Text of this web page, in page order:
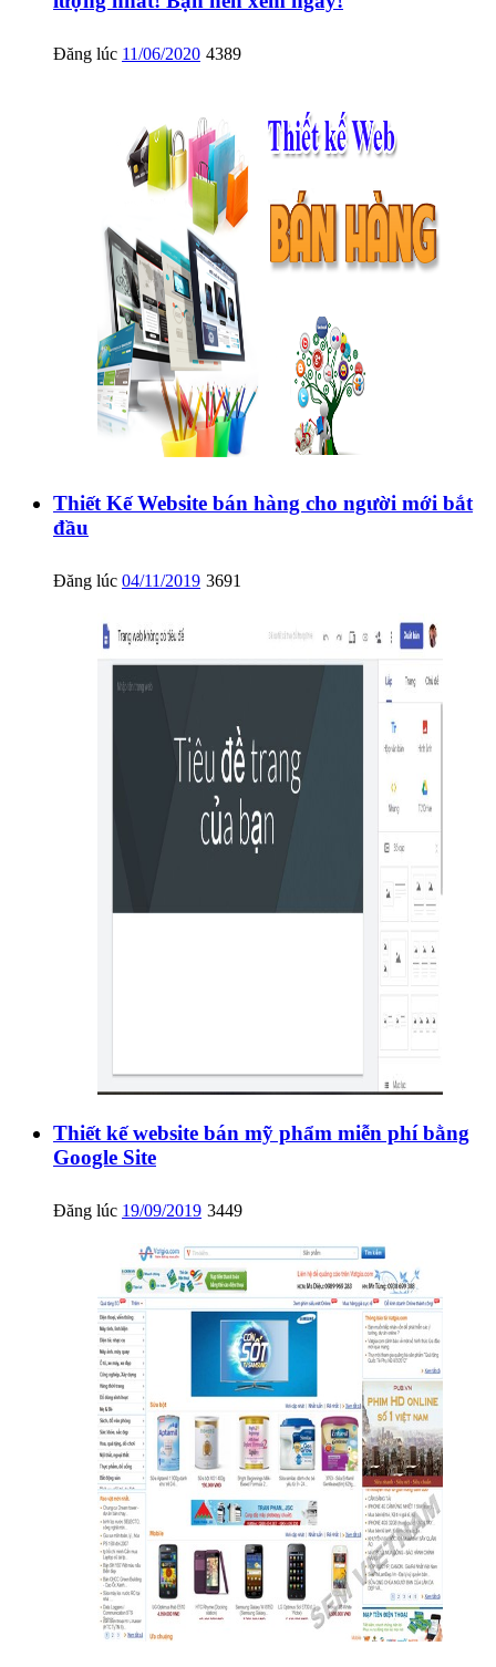
Đăng lúc 11/06/2020 4389
Thiết Kế Website bán hàng cho người mới bắt
đầu
Đăng lúc 04/11/2019 3691
Thiết kế website bán mỹ phẩm miễn phí bằng
Google Site
Đăng lúc 19/09/2019 3449